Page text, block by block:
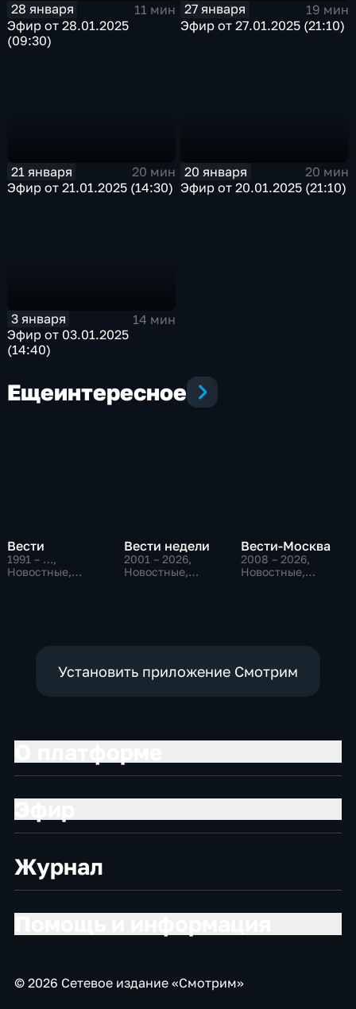
28 января
11 мин
Эфир от 28.01.2025
(09:30)
27 января
19 мин
Эфир от 27.01.2025 (21:10)
21 января
20 мин
Эфир от 21.01.2025 (14:30)
20 января
20 мин
Эфир от 20.01.2025 (21:10)
3 января
14 мин
Эфир от 03.01.2025
(14:40)
Ещеинтересное
Вести
1991 – …,
Новостные,
Вести недели
2001 – 2026,
Новостные,
Вести-Москва
2008 – 2026,
Новостные,
Установить приложение Смотрим
Журнал
© 2026 Сетевое издание «Смотрим»